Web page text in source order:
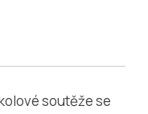
soutěže se